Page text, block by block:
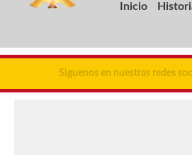
Inicio
Siguenos en nuestras redes